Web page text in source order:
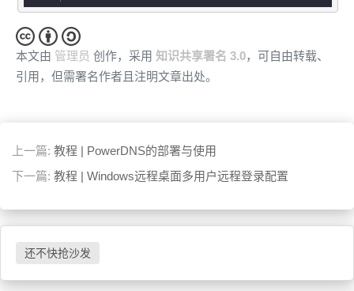
本文由 管理员 创作，采用 知识共享署名 3.0，可自由转载、
引用，但需署名作者且注明文章出处。
上一篇: 教程 | PowerDNS的部署与使用
下一篇: 教程 | Windows远程桌面多用户远程登录配置
还不快抢沙发